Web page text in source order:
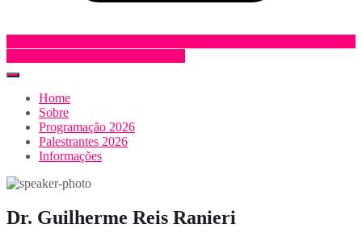
Home
Sobre
Programação 2026
Palestrantes 2026
Informações
Dr. Guilherme Reis Ranieri